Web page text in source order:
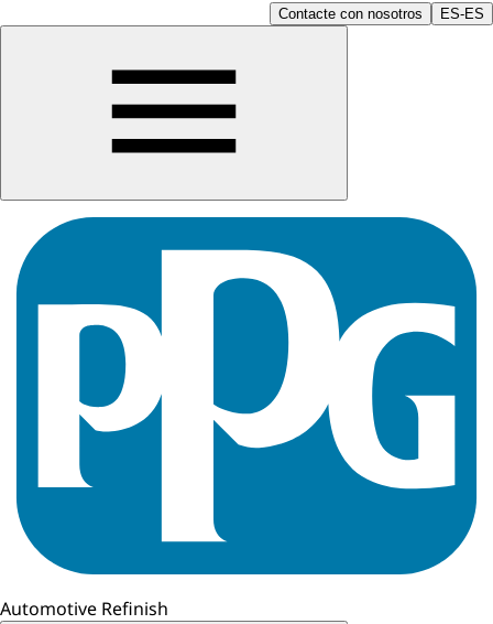
Contacte con nosotros ES-ES
Automotive Refinish